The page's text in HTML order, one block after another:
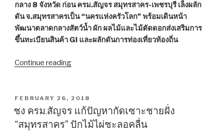
คลาย
ความ
กลาง 8 จังหวัด ก่อน ครม.สัญจร สมุทรสาคร-เพชรบุรี เล็งผลัก
ดัน จ.สมุทรสาครเป็น “นครแห่งครัวโลก” พร้อมเดินหน้า
พัฒนาตลาดกลางสัตว์น้ำ ผัก ผลไม้และไม้ตัดดอกส่งเสริมการ
ขึ้นทะเบียนสินค้า GI และผลักดันการท่องเที่ยวท้องถิ่น
Continue reading
ดัน
สมุทรสาคร
“นคร
POSTED
ON
FEBRUARY 26, 2018
ชง ครม.สัญจร แก้ปัญหากัดเซาะชายฝั่ง
“สมุทรสาคร” ปักไม้ไผ่ชะลอคลื่น